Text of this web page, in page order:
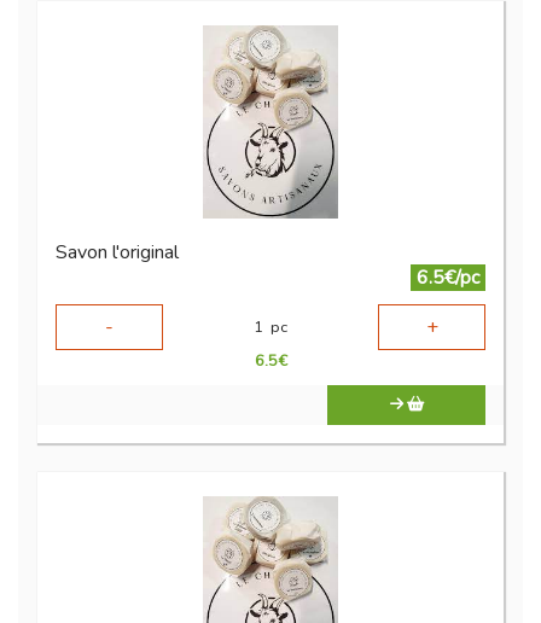
Savon l'original
6.5€/pc
-
1 pc +
6.5€